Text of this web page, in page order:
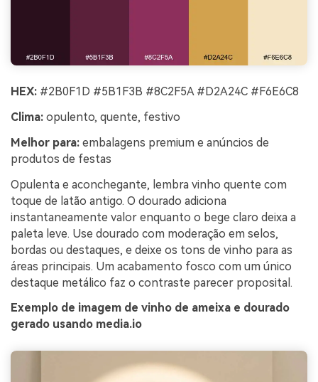
HEX: #2B0F1D #5B1F3B #8C2F5A #D2A24C #F6E6C8
Clima: opulento, quente, festivo
Melhor para: embalagens premium e anúncios de
produtos de festas
Opulenta e aconchegante, lembra vinho quente com
toque de latão antigo. O dourado adiciona
instantaneamente valor enquanto o bege claro deixa a
paleta leve. Use dourado com moderação em selos,
bordas ou destaques, e deixe os tons de vinho para as
áreas principais. Um acabamento fosco com um único
destaque metálico faz o contraste parecer proposital.
Exemplo de imagem de vinho de ameixa e dourado
gerado usando media.io